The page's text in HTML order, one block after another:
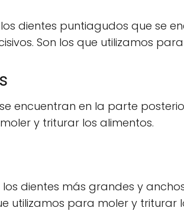
los dientes puntiagudos que se
Son los que utilizamos
encuentran en la parte
y triturar los alimentos.
los dientes más grandes y
utilizamos para moler y triturar